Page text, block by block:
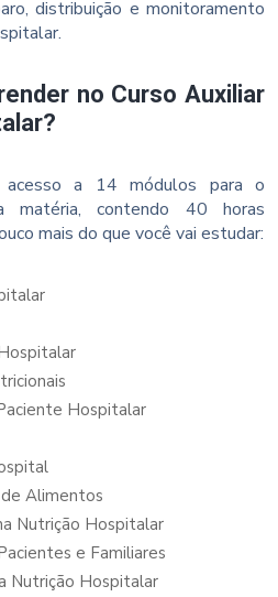
distribuição e monitoramento
no Curso Auxiliar
a 14 módulos para o
matéria, contendo 40 horas
mais do que você vai estudar:
Hospitalar
Alimentos
Nutrição Hospitalar
e Familiares
Nutrição Hospitalar